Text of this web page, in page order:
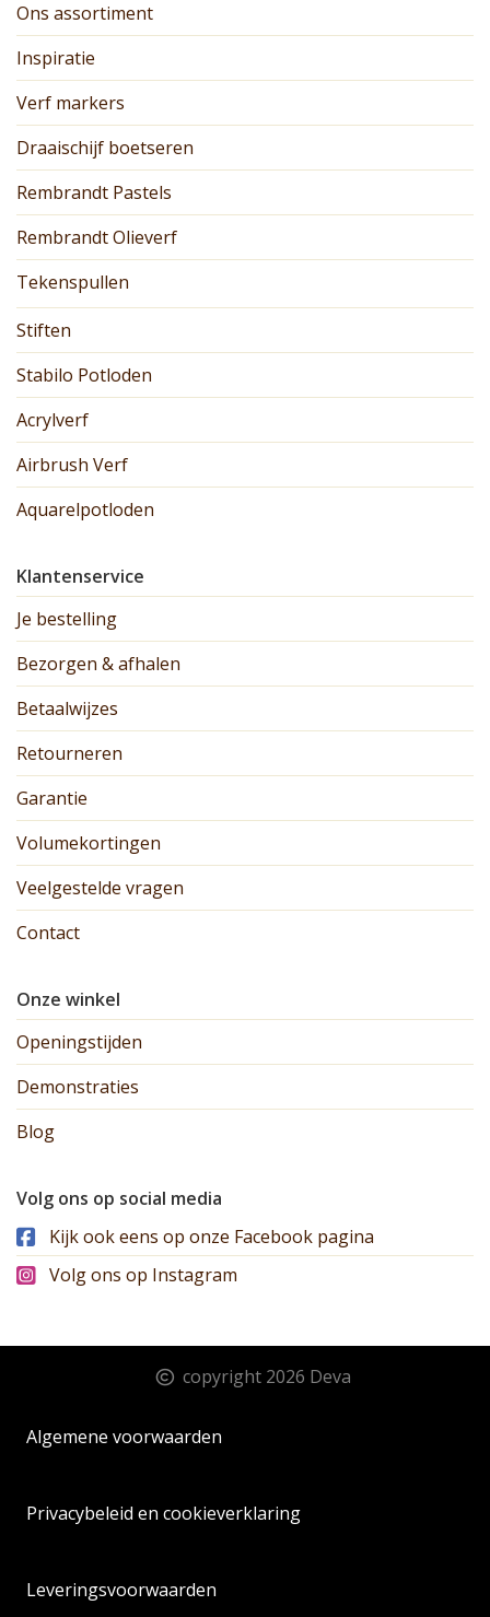
Ons assortiment
Inspiratie
Verf markers
Draaischijf boetseren
Rembrandt Pastels
Rembrandt Olieverf
Tekenspullen
Stiften
Stabilo Potloden
Acrylverf
Airbrush Verf
Aquarelpotloden
Klantenservice
Je bestelling
Bezorgen & afhalen
Betaalwijzes
Retourneren
Garantie
Volumekortingen
Veelgestelde vragen
Contact
Onze winkel
Openingstijden
Demonstraties
Blog
Volg ons op social media
Kijk ook eens op onze Facebook pagina
Volg ons op Instagram
copyright 2026 Deva
Algemene voorwaarden
Privacybeleid en cookieverklaring
Leveringsvoorwaarden